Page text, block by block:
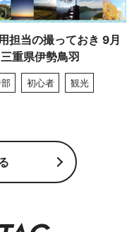
担当の撮っておき 9月
重県伊勢鳥羽
初心者 観光